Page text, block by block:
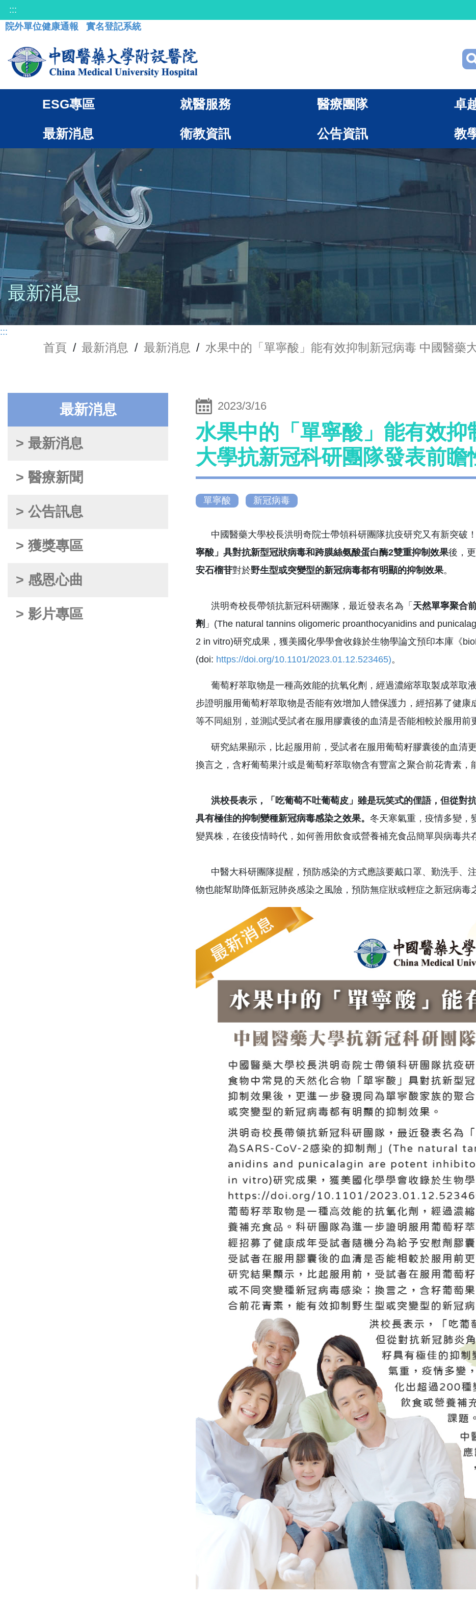
:::
院外單位健康通報
實名登記系統
ESG專區 就醫服務 醫療團隊 卓
最新消息 衛教資訊 公告資訊 教
最新消息
:::
首頁 / 最新消息 / 最新消息 / 水果中的「單寧酸」能有效抑制新冠病毒 中國醫藥
最新消息
> 最新消息
> 醫療新聞
> 公告訊息
> 獲獎專區
> 感恩心曲
> 影片專區
2023/3/16
水果中的「單寧酸」能有效
大學抗新冠科研團隊發表前瞻
單寧酸 新冠病毒
中國醫藥大學校長洪明奇院士帶領科研團隊抗疫研究又有新突破
寧酸」具對抗新型冠狀病毒和跨膜絲氨酸蛋白酶2雙重抑制效果後，
安石榴苷對於野生型或突變型的新冠病毒都有明顯的抑制效果。
洪明奇校長帶領抗新冠科研團隊，最近發表名為「 天然單寧聚合
劑 」(The natural tannins oligomeric proanthocyanidins and
2 in vitro)研究成果，獲美國化學學會收錄於生物學論文預印本庫《
(doi: https://doi.org/10.1101/2023.01.12.523465)。
葡萄籽萃取物是一種高效能的抗氧化劑，經過濃縮萃取製成萃取
步證明服用葡萄籽萃取物是否能有效增加人體保護力，經招募了健
等不同組別，並測試受試者在服用膠囊後的血清是否能相較於服用前
研究結果顯示，比起服用前，受試者在服用葡萄籽膠囊後的血清
換言之，含籽葡萄果汁或是葡萄籽萃取物含有豐富之聚合前花青素，
洪校長表示，「吃葡萄不吐葡萄皮」雖是玩笑式的俚語，但從對
具有極佳的抑制變種新冠病毒感染之效果。 冬天寒氣重，疫情多變，
變異株，在後疫情時代，如何善用飲食或營養補充食品簡單與病毒共
中醫大科研團隊提醒，預防感染的方式應該要戴口罩、勤洗手、
物也能幫助降低新冠肺炎感染之風險，預防無症狀或輕症之新冠病毒